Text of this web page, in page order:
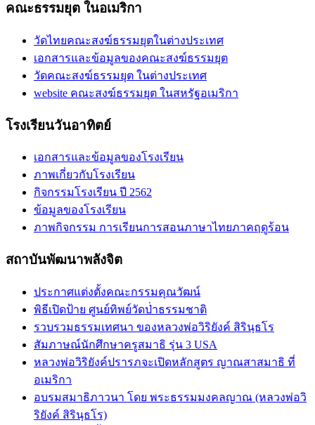
คณะธรรมยุต ในอเมริกา
วัดไทยคณะสงฆ์ธรรมยุตในต่างประเทศ
เอกสารและข้อมูลของคณะสงฆ์ธรรมยุต
วัดคณะสงฆ์ธรรมยุต ในต่างประเทศ
website คณะสงฆ์ธรรมยุต ในสหรัฐอเมริกา
โรงเรียนวันอาทิตย์
เอกสารและข้อมูลของโรงเรียน
ภาพเกี่ยวกับโรงเรียน
กิจกรรมโรงเรียน ปี 2562
ข้อมูลของโรงเรียน
ภาพกิจกรรม การเรียนการสอนภาษาไทยภาคฤดูร้อน
สถาบันพัฒนาพลังจิต
ประกาศแต่งตั้งคณะกรรมคุณวัฒน์
พิธีเปิดป้าย ศูนย์ทิพย์วัดป่่าธรรมชาติ
รวบรวมธรรมเทศนา ของหลวงพ่อวิริยังค์ สิรินฺธโร
สัมภาษณ์นักศึกษาครูสมาธิ รุ่น 3 USA
หลวงพ่อวิริยังค์ปรารภจะเปิดหลักสูตร ญาณสาสมาธิ ที่
อเมริกา
อบรมสมาธิภาวนา โดย พระธรรมมงคลญาณ (หลวงพ่อวิ
ริยังค์ สิรินฺธโร)